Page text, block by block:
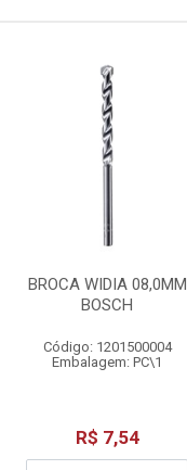
BROCA WIDIA 08,0MM
BOSCH
Código: 1201500004
Embalagem: PC\1
R$ 7,54